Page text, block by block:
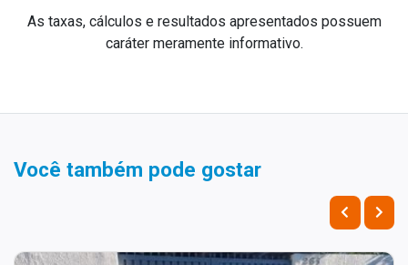
As taxas, cálculos e resultados apresentados possuem
caráter meramente informativo.
Você também pode gostar